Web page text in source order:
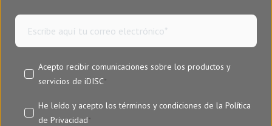
Acepto recibir comunicaciones sobre los productos y
servicios de iDISC*
He leído y acepto los términos y condiciones de la Política
de Privacidad*